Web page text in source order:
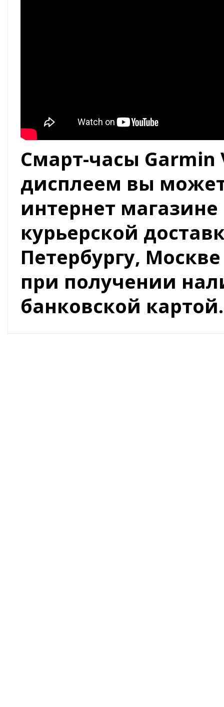
Смарт-часы Garmin
дисплеем вы
интернет
курьерской
Петербургу,
при получении
банковской картой.